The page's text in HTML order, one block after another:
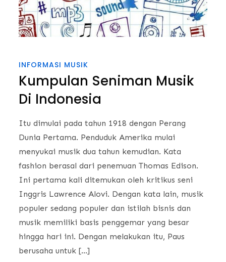
INFORMASI MUSIK
Kumpulan Seniman Musik
Di Indonesia
Itu dimulai pada tahun 1918 dengan Perang
Dunia Pertama. Penduduk Amerika mulai
menyukai musik dua tahun kemudian. Kata
fashion berasal dari penemuan Thomas Edison.
Ini pertama kali ditemukan oleh kritikus seni
Inggris Lawrence Alovi. Dengan kata lain, musik
populer sedang populer dan istilah bisnis dan
musik memiliki basis penggemar yang besar
hingga hari ini. Dengan melakukan itu, Paus
berusaha untuk […]